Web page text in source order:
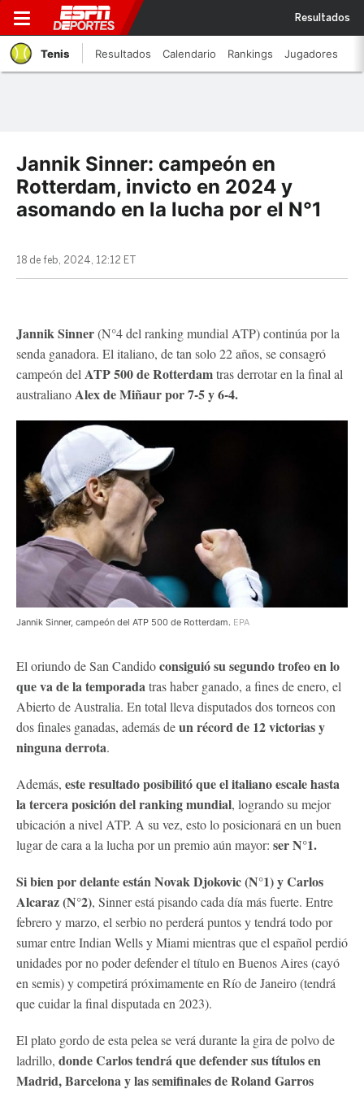
Resultados
Tenis Resultados Calendario Rankings Jugadores
Jannik Sinner: campeón en
Rotterdam, invicto en 2024 y
asomando en la lucha por el N°1
18 de feb, 2024, 12:12 ET
Jannik Sinner(N°4 del ranking mundial ATP) continúa por la
senda ganadora. El italiano, de tan solo 22 años, se consagró
campeón del ATP 500 de Rotterdamtras derrotar en la final al
australianoAlex de Miñaur por 7-5 y 6-4.
Jannik Sinner, campeón del ATP 500 de Rotterdam. EPA
El oriundo de San Candidoconsiguió su segundo trofeo en lo
que va de la temporadatras haber ganado, a fines de enero, el
Abierto de Australia. En total lleva disputados dos torneos con
dos finales ganadas, además deun récord de 12 victorias y
ninguna derrota.
Además, este resultado posibilitó que el italiano escale hasta
la tercera posición del ranking mundial, logrando su mejor
ubicación a nivel ATP. A su vez, esto lo posicionará en un buen
lugar de cara a la lucha por un premio aún mayor: ser N°1.
Si bien por delante están Novak Djokovic (N°1) y Carlos
Alcaraz (N°2), Sinner está pisando cada día más fuerte. Entre
febrero y marzo, el serbio no perderá puntos y tendrá todo por
sumar entre Indian Wells y Miami mientras que el español perdió
unidades por no poder defender el título en Buenos Aires (cayó
en semis) y competirá próximamente en Río de Janeiro (tendrá
que cuidar la final disputada en 2023).
El plato gordo de esta pelea se verá durante la gira de polvo de
ladrillo, donde Carlos tendrá que defender sus títulos en
Madrid, Barcelona y las semifinales de Roland Garros